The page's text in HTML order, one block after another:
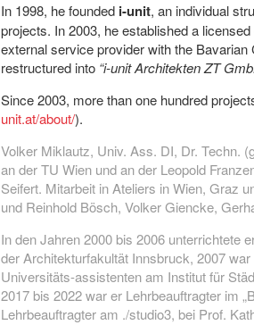
In 1998, he founded i-unit, an individual
projects. In 2003, he established a
external service provider with the
restructured into “i-unit Architekten ZT
Since 2003, more than one hundred
unit.at/about/).
Volker Miklautz, Univ. Ass. DI, Dr. Techn.
an der TU Wien und an der Leopold
Seifert. Mitarbeit in Ateliers in Wien, Graz
und Reinhold Bösch, Volker Giencke,
In den Jahren 2000 bis 2006 unterrichtete
der Architekturfakultät Innsbruck, 2007
Universitäts-assistenten am Institut für
2017 bis 2022 war er Lehrbeauftragter im
Lehrbeauftragter am ./studio3, bei Prof.